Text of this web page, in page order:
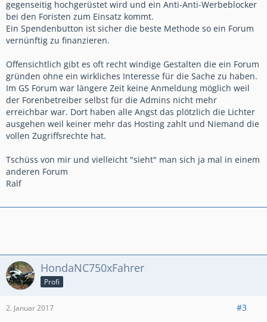
Andere Möglichkeiten gibt es sicher auch, für mich (und einige
andere hier im Forum) ist wirklich nur wichtig, dass die Sache
endlich beendet wird und dieser wirklich nervige
AdBlockBlocker weg ist und wir uns alle hier auch weiterhin
noch in die Augen schauen können...
Was sagst DU?
Und zum Abschluss hier noch mal mein wirklich nur gut
gemeinter Rat als Anwalt.
Nimm bitte auch auf die Forumsseite unten irgendwo (am
Besten an die gleiche Stelle wie auf den Werbeseiten)
Sicher gibt es unterschiedliche Rechtsauffassungen auch bei
den Gerichten, aber eben nicht alle sehen es so.
Und allein das Vorhandensein von Werbebannern reicht bei
Forenbereiches nur für sich allein betrachtet anzunehmen.
Und der Weg über die Werbeseiten ist eben nicht direkt
ersichtlich, was die Rechtsprechung aber verlangt.
Wenn Die Forumsseite mal in einem solchen Verfahren vor
Und ich kenne wirklich einige Anwälte, die sich auf so etwas
gegenseitig hochgerüstet wird und ein Anti-Anti-Werbeblocker
bei den Foristen zum Einsatz kommt.
Ein Spendenbutton ist sicher die beste Methode so ein Forum
vernünftig zu finanzieren.
Offensichtlich gibt es oft recht windige Gestalten die ein Forum
gründen ohne ein wirkliches Interesse für die Sache zu haben.
Im GS Forum war längere Zeit keine Anmeldung möglich weil
der Forenbetreiber selbst für die Admins nicht mehr
erreichbar war. Dort haben alle Angst das plötzlich die Lichter
ausgehen weil keiner mehr das Hosting zahlt und Niemand die
vollen Zugriffsrechte hat.
Tschüss von mir und vielleicht "sieht" man sich ja mal in einem
anderen Forum
Ralf
HondaNC750xFahrer
Profi
2. Januar 2017 #3